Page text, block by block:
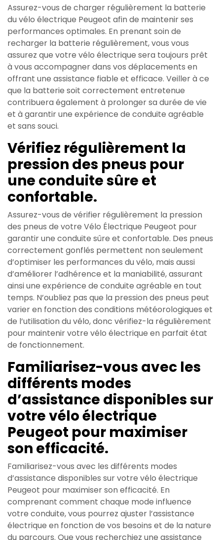
Assurez-vous de charger régulièrement la batterie
du vélo électrique Peugeot afin de maintenir ses
performances optimales. En prenant soin de
recharger la batterie régulièrement, vous vous
assurez que votre vélo électrique sera toujours prêt
à vous accompagner dans vos déplacements en
offrant une assistance fiable et efficace. Veiller à ce
que la batterie soit correctement entretenue
contribuera également à prolonger sa durée de vie
et à garantir une expérience de conduite agréable
et sans souci.
Vérifiez régulièrement la
pression des pneus pour
une conduite sûre et
confortable.
Assurez-vous de vérifier régulièrement la pression
des pneus de votre Vélo Électrique Peugeot pour
garantir une conduite sûre et confortable. Des pneus
correctement gonflés permettent non seulement
d’optimiser les performances du vélo, mais aussi
d’améliorer l’adhérence et la maniabilité, assurant
ainsi une expérience de conduite agréable en tout
temps. N’oubliez pas que la pression des pneus peut
varier en fonction des conditions météorologiques et
de l’utilisation du vélo, donc vérifiez-la régulièrement
pour maintenir votre vélo électrique en parfait état
de fonctionnement.
Familiarisez-vous avec les
différents modes
d’assistance disponibles sur
votre vélo électrique
Peugeot pour maximiser
son efficacité.
Familiarisez-vous avec les différents modes
d’assistance disponibles sur votre vélo électrique
Peugeot pour maximiser son efficacité. En
comprenant comment chaque mode influence
votre conduite, vous pourrez ajuster l’assistance
électrique en fonction de vos besoins et de la nature
du parcours. Que vous recherchiez une assistance